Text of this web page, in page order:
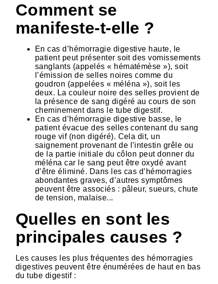
Comment se
manifeste-t-elle ?
En cas d’hémorragie digestive haute, le
patient peut présenter soit des vomissements
sanglants (appelés « hématémèse »), soit
l’émission de selles noires comme du
goudron (appelées « méléna »), soit les
deux. La couleur noire des selles provient de
la présence de sang digéré au cours de son
cheminement dans le tube digestif.
En cas d’hémorragie digestive basse, le
patient évacue des selles contenant du sang
rouge vif (non digéré). Cela dit, un
saignement provenant de l’intestin grêle ou
de la partie initiale du côlon peut donner du
méléna car le sang peut être oxydé avant
d’être éliminé. Dans les cas d’hémorragies
abondantes graves, d’autres symptômes
peuvent être associés : pâleur, sueurs, chute
de tension, malaise...
Quelles en sont les
principales causes ?
Les causes les plus fréquentes des hémorragies
digestives peuvent être énumérées de haut en bas
du tube digestif :